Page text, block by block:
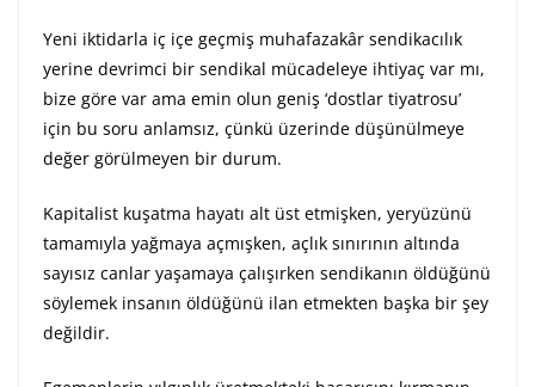
Yeni iktidarla iç içe geçmiş muhafazakâr sendikacılık
yerine devrimci bir sendikal mücadeleye ihtiyaç var mı,
bize göre var ama emin olun geniş ‘dostlar tiyatrosu’
için bu soru anlamsız, çünkü üzerinde düşünülmeye
değer görülmeyen bir durum.
Kapitalist kuşatma hayatı alt üst etmişken, yeryüzünü
tamamıyla yağmaya açmışken, açlık sınırının altında
sayısız canlar yaşamaya çalışırken sendikanın öldüğünü
söylemek insanın öldüğünü ilan etmekten başka bir şey
değildir.